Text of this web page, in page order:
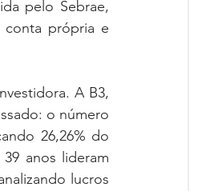
pelo Sebrae,
conta própria e
A B3,
o número
26,26% do
anos lideram
lucros